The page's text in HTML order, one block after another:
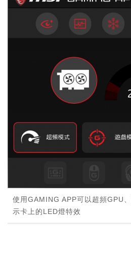
使用GAMING APP可以超頻GPU
示卡上的LED燈特效